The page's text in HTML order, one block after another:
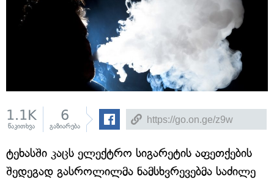
1.1K
წაკითხვა
6
გაზიარება
ტეხასში კაცს ელექტრო სიგარეტის აფეთქების
შედეგად გასროლილმა ნამსხვრევებმა საძილე